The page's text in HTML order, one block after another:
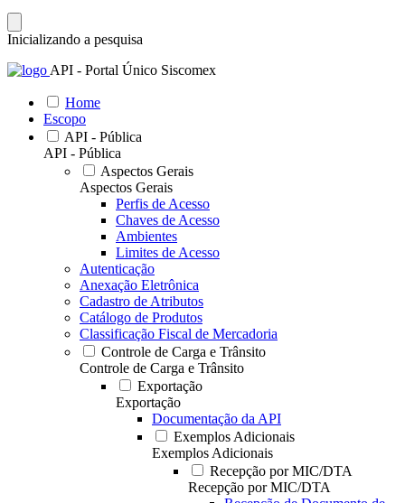
Inicializando a pesquisa
API - Portal Único Siscomex
Home
Escopo
API - Pública
API - Pública
Aspectos Gerais
Aspectos Gerais
Perfis de Acesso
Chaves de Acesso
Ambientes
Limites de Acesso
Autenticação
Anexação Eletrônica
Cadastro de Atributos
Catálogo de Produtos
Classificação Fiscal de Mercadoria
Controle de Carga e Trânsito
Controle de Carga e Trânsito
Exportação
Exportação
Documentação da API
Exemplos Adicionais
Exemplos Adicionais
Recepção por MIC/DTA
Recepção por MIC/DTA